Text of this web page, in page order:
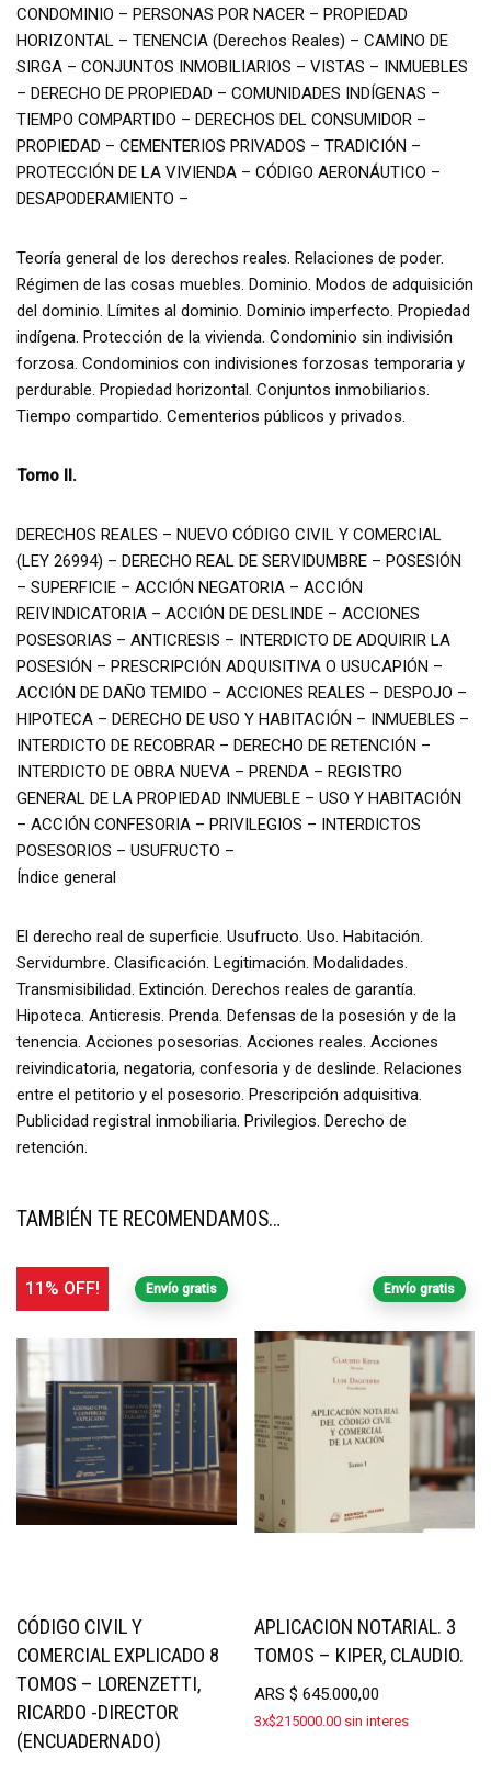
CONDOMINIO – PERSONAS POR NACER – PROPIEDAD
HORIZONTAL – TENENCIA (Derechos Reales) – CAMINO DE
SIRGA – CONJUNTOS INMOBILIARIOS – VISTAS – INMUEBLES
– DERECHO DE PROPIEDAD – COMUNIDADES INDÍGENAS –
TIEMPO COMPARTIDO – DERECHOS DEL CONSUMIDOR –
PROPIEDAD – CEMENTERIOS PRIVADOS – TRADICIÓN –
PROTECCIÓN DE LA VIVIENDA – CÓDIGO AERONÁUTICO –
DESAPODERAMIENTO –
Teoría general de los derechos reales. Relaciones de poder.
Régimen de las cosas muebles. Dominio. Modos de adquisición
del dominio. Límites al dominio. Dominio imperfecto. Propiedad
indígena. Protección de la vivienda. Condominio sin indivisión
forzosa. Condominios con indivisiones forzosas temporaria y
perdurable. Propiedad horizontal. Conjuntos inmobiliarios.
Tiempo compartido. Cementerios públicos y privados.
Tomo II.
DERECHOS REALES – NUEVO CÓDIGO CIVIL Y COMERCIAL
(LEY 26994) – DERECHO REAL DE SERVIDUMBRE – POSESIÓN
– SUPERFICIE – ACCIÓN NEGATORIA – ACCIÓN
REIVINDICATORIA – ACCIÓN DE DESLINDE – ACCIONES
POSESORIAS – ANTICRESIS – INTERDICTO DE ADQUIRIR LA
POSESIÓN – PRESCRIPCIÓN ADQUISITIVA O USUCAPIÓN –
ACCIÓN DE DAÑO TEMIDO – ACCIONES REALES – DESPOJO –
HIPOTECA – DERECHO DE USO Y HABITACIÓN – INMUEBLES –
INTERDICTO DE RECOBRAR – DERECHO DE RETENCIÓN –
INTERDICTO DE OBRA NUEVA – PRENDA – REGISTRO
GENERAL DE LA PROPIEDAD INMUEBLE – USO Y HABITACIÓN
– ACCIÓN CONFESORIA – PRIVILEGIOS – INTERDICTOS
POSESORIOS – USUFRUCTO –
Índice general
El derecho real de superficie. Usufructo. Uso. Habitación.
Servidumbre. Clasificación. Legitimación. Modalidades.
Transmisibilidad. Extinción. Derechos reales de garantía.
Hipoteca. Anticresis. Prenda. Defensas de la posesión y de la
tenencia. Acciones posesorias. Acciones reales. Acciones
reivindicatoria, negatoria, confesoria y de deslinde. Relaciones
entre el petitorio y el posesorio. Prescripción adquisitiva.
Publicidad registral inmobiliaria. Privilegios. Derecho de
retención.
TAMBIÉN TE RECOMENDAMOS…
Envío gratis
11% OFF!
CÓDIGO CIVIL Y
COMERCIAL EXPLICADO 8
TOMOS – LORENZETTI,
RICARDO -DIRECTOR
(ENCUADERNADO)
Envío gratis
APLICACION NOTARIAL. 3
TOMOS – KIPER, CLAUDIO.
ARS$ 645.000,00
3x$215000.00 sin interes